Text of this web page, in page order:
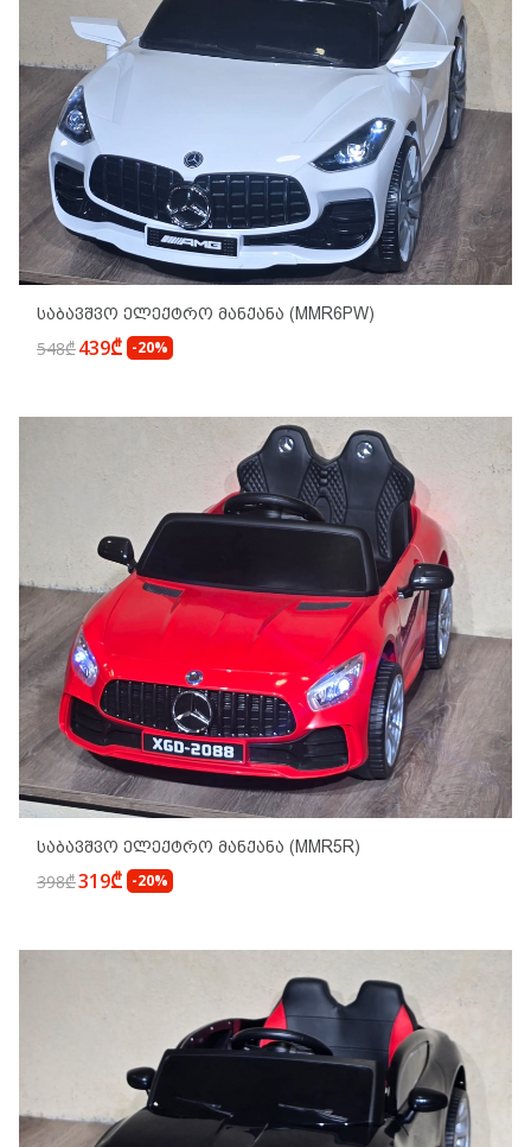
Საბავშვო Ელექტრო Მანქანა (MMR6PW)
548₾439₾ -20%
Საბავშვო Ელექტრო Მანქანა (MMR5R)
398₾319₾ -20%